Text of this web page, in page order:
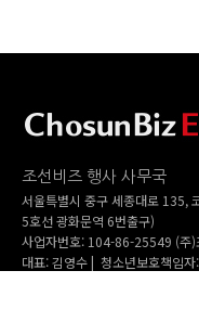
조선비즈 행사 사무국
서울특별시 중구 세종대로 135,
5호선 광화문역 6번출구)
사업자번호: 104-86-25549 (주)
대표: 김영수 | 청소년보호책임자